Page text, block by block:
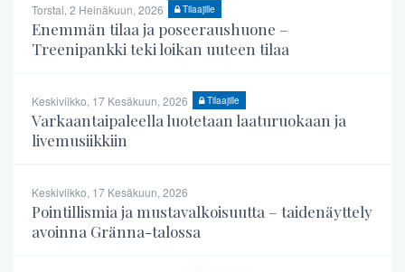
Torstai, 2 Heinäkuun, 2026 Tilaajille
Enemmän tilaa ja poseeraushuone –
Treenipankki teki loikan uuteen tilaa
Keskiviikko, 17 Kesäkuun, 2026 Tilaajille
Varkaantaipaleella luotetaan laaturuokaan ja
livemusiikkiin
Keskiviikko, 17 Kesäkuun, 2026
Pointillismia ja mustavalkoisuutta – taidenäyttely
avoinna Gränna-talossa